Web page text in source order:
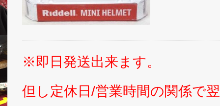
※即日発送出来ます。
但し定休日/営業時間の関係で